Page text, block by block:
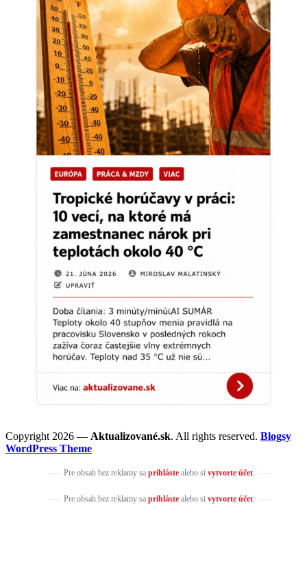
Copyright 2026 — Aktualizované.sk. All rights reserved. Blogsy
WordPress Theme
Pre obsah bez reklamy sa prihlástealebo si vytvorte účet.